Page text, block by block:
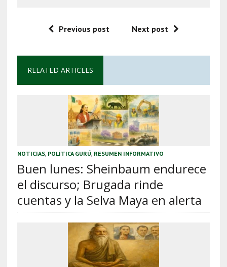
Previous post Next post
RELATED ARTICLES
NOTICIAS, POLÍTICA GURÚ RESUMEN INFORMATIVO
Buen lunes: Sheinbaum endurece
el discurso; Brugada rinde
cuentas y la Selva Maya en alerta